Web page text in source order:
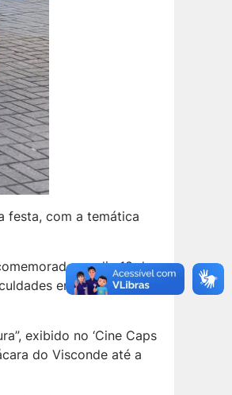
festa, com a temática
no dia 18 de
enfrentadas por
exibido no ‘Cine Caps
do Visconde até a